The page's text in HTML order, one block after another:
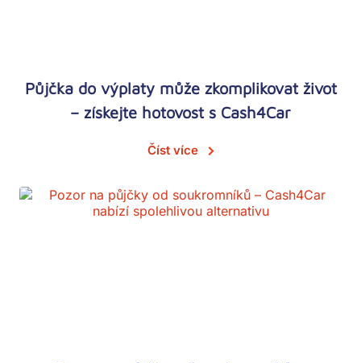
Půjčka do výplaty může zkomplikovat život
– získejte hotovost s Cash4Car
Číst více